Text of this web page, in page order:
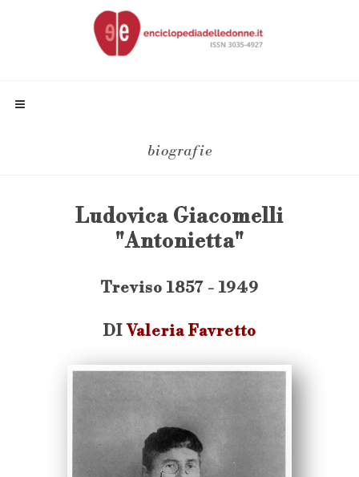
biografie
Ludovica Giacomelli
"Antonietta"
Treviso 1857 - 1949
DIValeria Favretto